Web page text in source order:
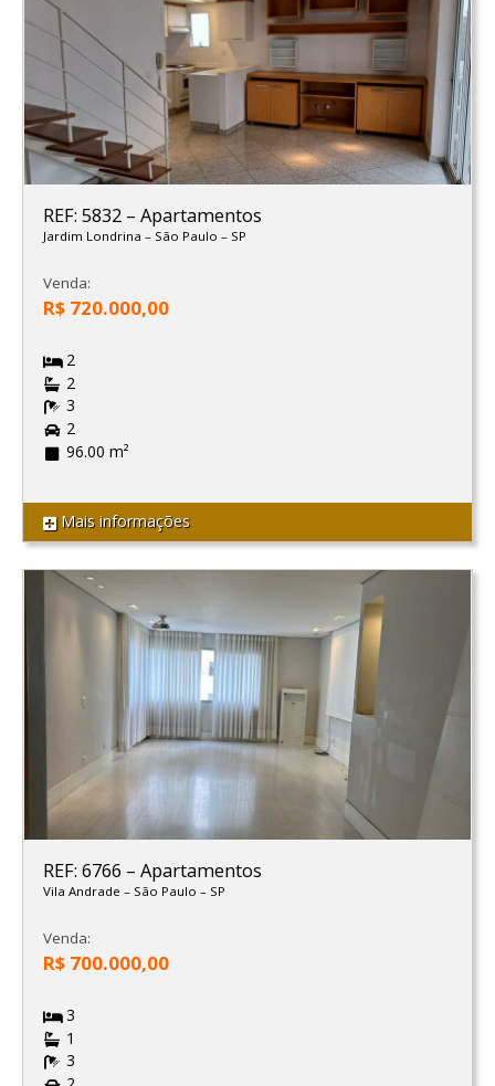
REF: 5832 – Apartamentos
Jardim Londrina – São Paulo – SP
Venda:
R$ 720.000,00
2
2
3
2
96.00 m²
Mais informações
REF: 6766 – Apartamentos
Vila Andrade – São Paulo – SP
Venda:
R$ 700.000,00
3
1
3